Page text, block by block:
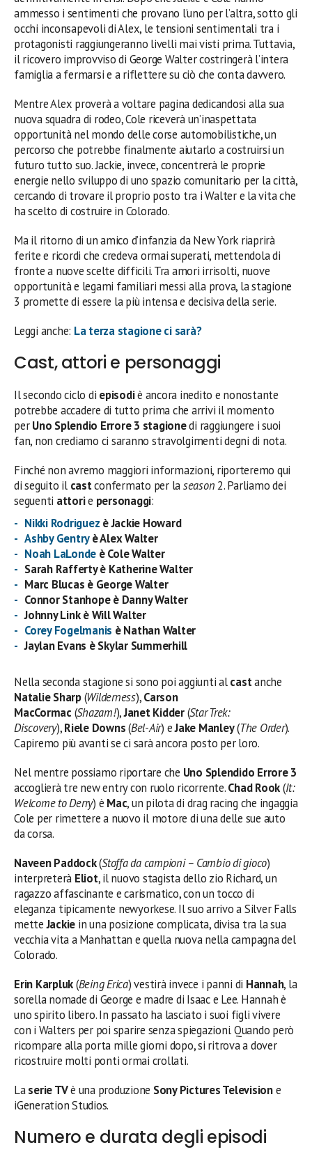
ammesso i sentimenti che provano l’uno per l’altra, sotto gli
occhi inconsapevoli di Alex, le tensioni sentimentali tra i
protagonisti raggiungeranno livelli mai visti prima. Tuttavia,
il ricovero improvviso di George Walter costringerà l’intera
famiglia a fermarsi e a riflettere su ciò che conta davvero.
Mentre Alex proverà a voltare pagina dedicandosi alla sua
nuova squadra di rodeo, Cole riceverà un’inaspettata
opportunità nel mondo delle corse automobilistiche, un
percorso che potrebbe finalmente aiutarlo a costruirsi un
futuro tutto suo. Jackie, invece, concentrerà le proprie
energie nello sviluppo di uno spazio comunitario per la città,
cercando di trovare il proprio posto tra i Walter e la vita che
ha scelto di costruire in Colorado.
Ma il ritorno di un amico d’infanzia da New York riaprirà
ferite e ricordi che credeva ormai superati, mettendola di
fronte a nuove scelte difficili. Tra amori irrisolti, nuove
opportunità e legami familiari messi alla prova, la stagione
3 promette di essere la più intensa e decisiva della serie.
Leggi anche: La terza stagione ci sarà?
Cast, attori e personaggi
Il secondo ciclo di episodiè ancora inedito e nonostante
potrebbe accadere di tutto prima che arrivi il momento
perUno Splendio Errore 3 stagionedi raggiungere i suoi
fan, non crediamo ci saranno stravolgimenti degni di nota.
Finché non avremo maggiori informazioni, riporteremo qui
di seguito il castconfermato per laseason2. Parliamo dei
seguenti attorie personaggi:
Nikki Rodriguez è Jackie Howard
Ashby Gentryè Alex Walter
Noah LaLonde è Cole Walter
Sarah Rafferty è Katherine Walter
Marc Blucas è George Walter
Connor Stanhope è Danny Walter
Johnny Link è Will Walter
Corey Fogelmanis è Nathan Walter
Jaylan Evans è Skylar Summerhill
Nella seconda stagione si sono poi aggiunti alcastanche
Natalie Sharp(Wilderness),Carson
MacCormac (Shazam!),Janet Kidder(Star Trek:
Discovery),Riele Downs(Bel-Air) eJake Manley(The Order).
Capiremo più avanti se ci sarà ancora posto per loro.
Nel mentre possiamo riportare che Uno Splendido Errore 3
accoglierà tre new entry con ruolo ricorrente.Chad Rook(It:
Welcome to Derry) è Mac, un pilota di drag racing che ingaggia
Cole per rimettere a nuovo il motore di una delle sue auto
da corsa.
Naveen Paddock(Stoffa da campioni – Cambio di gioco)
interpreterà Eliot, il nuovo stagista dello zio Richard, un
ragazzo affascinante e carismatico, con un tocco di
eleganza tipicamente newyorkese. Il suo arrivo a Silver Falls
metteJackie in una posizione complicata, divisa tra la sua
vecchia vita a Manhattan e quella nuova nella campagna del
Colorado.
Erin Karpluk(Being Erica) vestirà invece i panni di Hannah, la
sorella nomade di George e madre di Isaac e Lee. Hannah è
uno spirito libero. In passato ha lasciato i suoi figli vivere
con i Walters per poi sparire senza spiegazioni. Quando però
ricompare alla porta mille giorni dopo, si ritrova a dover
ricostruire molti ponti ormai crollati.
Laserie TVè una produzione Sony Pictures Televisione
iGeneration Studios.
Numero e durata degli episodi